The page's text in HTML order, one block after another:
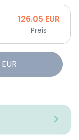
126.05 EUR
Preis
EUR